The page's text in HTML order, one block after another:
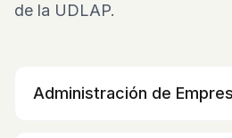
de la UDLAP.
Administración de